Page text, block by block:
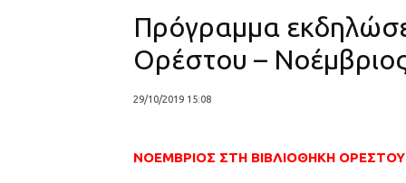
Πρόγραμμα
Ορέστου –
29/10/2019 15:08
ΝΟΕΜΒΡΙΟΣ ΣΤΗ ΒΙΒΛΙΟΘΗΚΗ ΟΡΕΣΤΟΥ